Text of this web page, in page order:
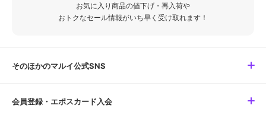
お気に入り商品の値下げ・再入荷や
おトクなセール情報がいち早く受け取れます！
そのほかのマルイ公式SNS
会員登録・エポスカード入会